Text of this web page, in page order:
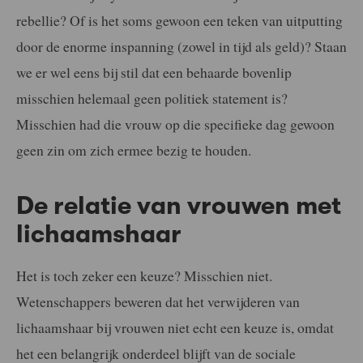
rebellie? Of is het soms gewoon een teken van uitputting
door de enorme inspanning (zowel in tijd als geld)? Staan
we er wel eens bij stil dat een behaarde bovenlip
misschien helemaal geen politiek statement is?
Misschien had die vrouw op die specifieke dag gewoon
geen zin om zich ermee bezig te houden.
De relatie van vrouwen met
lichaamshaar
Het is toch zeker een keuze? Misschien niet.
Wetenschappers beweren dat het verwijderen van
lichaamshaar bij vrouwen niet echt een keuze is, omdat
het een belangrijk onderdeel blijft van de sociale